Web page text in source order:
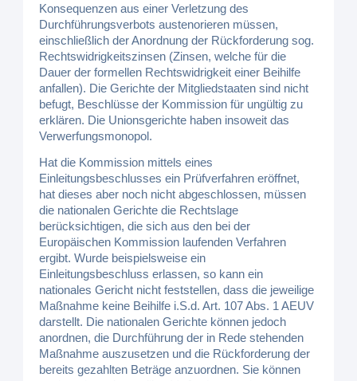
Konsequenzen aus einer Verletzung des
Durchführungsverbots austenorieren müssen,
einschließlich der Anordnung der Rückforderung sog.
Rechtswidrigkeitszinsen (Zinsen, welche für die
Dauer der formellen Rechtswidrigkeit einer Beihilfe
anfallen). Die Gerichte der Mitgliedstaaten sind nicht
befugt, Beschlüsse der Kommission für ungültig zu
erklären. Die Unionsgerichte haben insoweit das
Verwerfungsmonopol.
Hat die Kommission mittels eines
Einleitungsbeschlusses ein Prüfverfahren eröffnet,
hat dieses aber noch nicht abgeschlossen, müssen
die nationalen Gerichte die Rechtslage
berücksichtigen, die sich aus den bei der
Europäischen Kommission laufenden Verfahren
ergibt. Wurde beispielsweise ein
Einleitungsbeschluss erlassen, so kann ein
nationales Gericht nicht feststellen, dass die jeweilige
Maßnahme keine Beihilfe i.S.d. Art. 107 Abs. 1 AEUV
darstellt. Die nationalen Gerichte können jedoch
anordnen, die Durchführung der in Rede stehenden
Maßnahme auszusetzen und die Rückforderung der
bereits gezahlten Beträge anzuordnen. Sie können